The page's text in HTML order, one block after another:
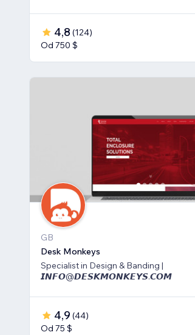
4,8 (124)
Od 750 $
GB
Desk Monkeys
Specialist in Design & Banding |
𝙄𝙉𝙁𝙊@𝘿𝙀𝙎𝙆𝙈𝙊𝙉𝙆𝙀𝙔𝙎.𝘾𝙊𝙈
4,9 (44)
Od 75 $